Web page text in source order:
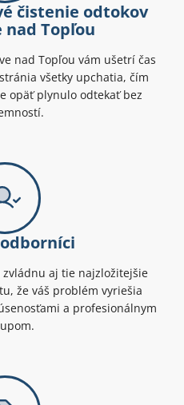
čistenie odtokov
nad Topľou
nad Topľou vám ušetrí čas
všetky upchatia, čím
opäť plynulo odtekať bez
aj tie najzložitejšie
že váš problém vyriešia
a profesionálnym